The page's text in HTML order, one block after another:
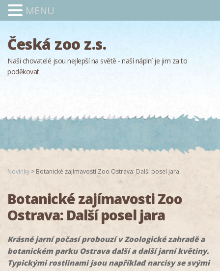
Česká zoo z.s.
Naši chovatelé jsou nejlepší na světě - naší náplní je jim za to
poděkovat.
Novinky > Botanické zajímavosti Zoo Ostrava: Další posel jara
Botanické zajímavosti Zoo
Ostrava: Další posel jara
Krásné jarní počasí probouzí v Zoologické zahradě a
botanickém parku Ostrava další a další jarní květiny.
Typickými rostlinami jsou například narcisy se svými
MENU